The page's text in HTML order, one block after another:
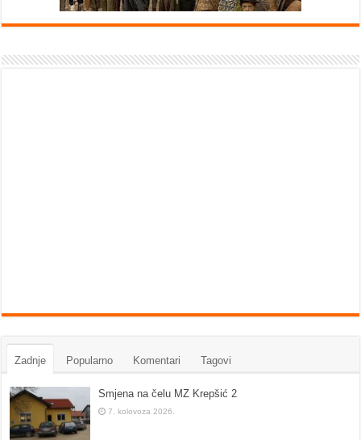
Zadnje Popularno Komentari Tagovi
Smjena na čelu MZ Krepšić 2
7. kolovoza 2026.